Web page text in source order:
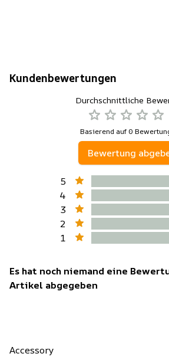
Kundenbewertungen
Durchschnittliche
Basierend auf 0
Bewertung
5
4
3
2
1
Es hat noch niemand eine
Artikel abgegeben
Accessory